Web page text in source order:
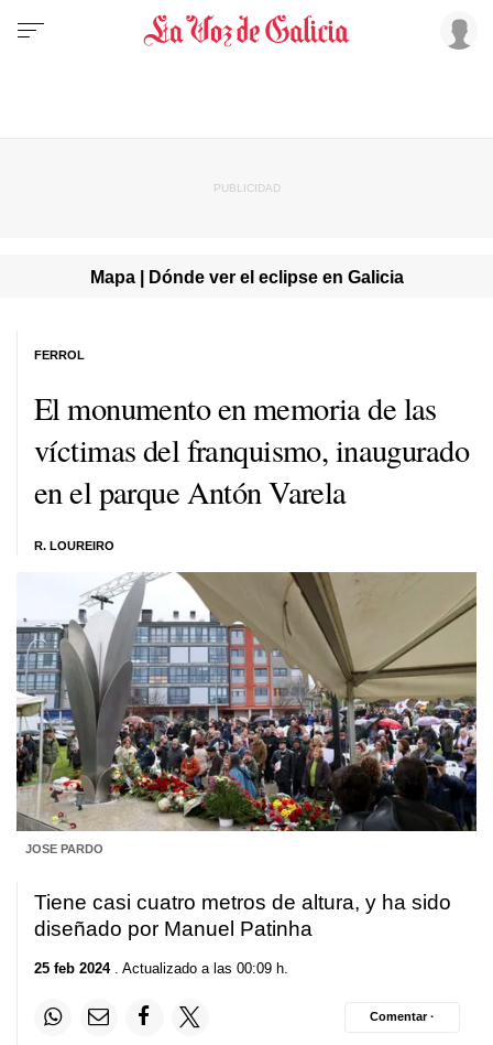
Mapa | Dónde ver el eclipse en Galicia
El monumento en memoria de las
víctimas del franquismo, inaugurado
en el parque Antón Varela
R. LOUREIRO
FERROL
JOSE PARDO
Tiene casi cuatro metros de altura, y ha sido
diseñado por Manuel Patinha
25 feb 2024. Actualizado a las 00:09 h.
Comentar ·